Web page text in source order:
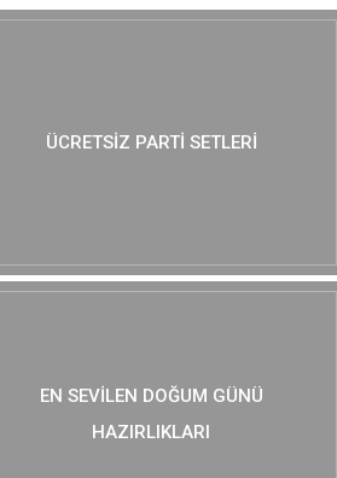
ÜCRETSIZ PARTI SETLERI
EN SEVILEN DOĞUM GÜNÜ
HAZIRLIKLARI